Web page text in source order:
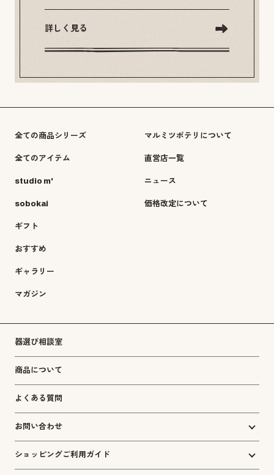
詳しく見る
全ての商品シリーズ
全てのアイテム
studio m'
sobokai
ギフト
おすすめ
ギャラリー
マガジン
マルミツポテリについて
直営店一覧
ニュース
価格改定について
器選び相談室
商品について
よくある質問
お問い合わせ
ショッピングご利用ガイド